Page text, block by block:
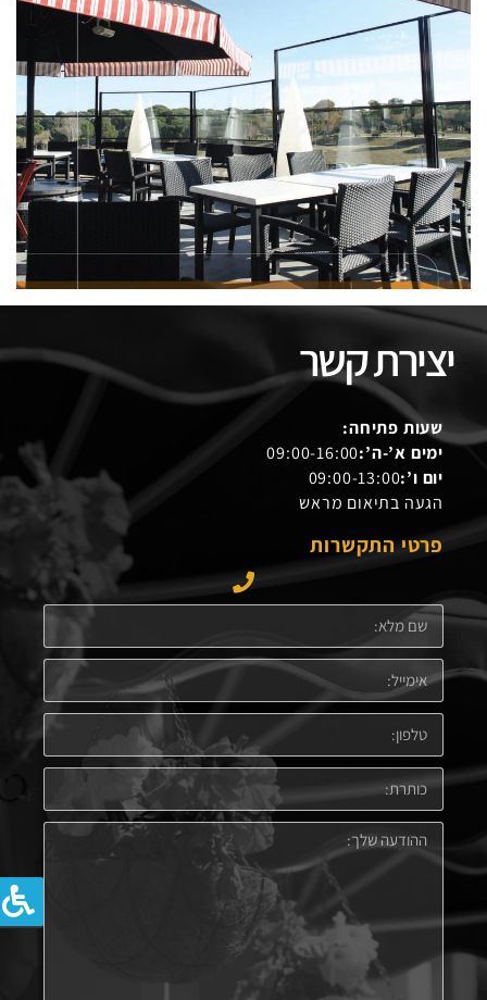
יצירת קשר
שעות פתיחה:
ימים א’-ה’:09:00-16:00
יום ו’:09:00-13:00
הגעה בתיאום מראש
פרטי התקשרות